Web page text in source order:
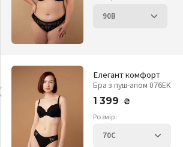
Елегант комфорт
Бра з пуш-апом 076EK
1 399
₴
Розмір: